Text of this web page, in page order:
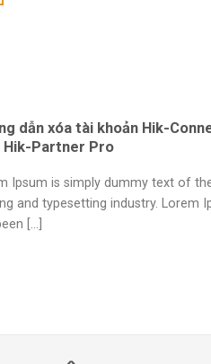
dẫn xóa tài khoản Hik-
Partner Pro
Ipsum is simply dummy text of
and typesetting industry. Lorem
[...]